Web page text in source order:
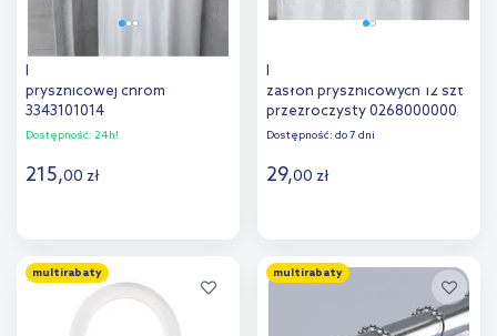
Kleine Wolke drążek zasłony
prysznicowej chrom
3343101014
Dostępność: 24h!
215,00 zł
Dodaj do
Kleine Wolke DV-Ringe kółka
zasłon prysznicowych 12 szt
przezroczysty 0268000000
Dostępność: do 7 dni
29,00 zł
Dodaj do
porównania
multirabaty multirabaty